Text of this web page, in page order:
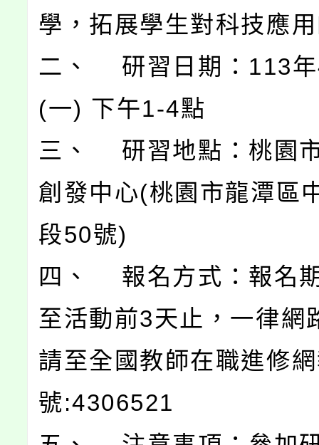
學，拓展學生對科技應
二、 研習日期：113年
(一) 下午1-4點
三、 研習地點：桃園
創發中心(桃園市龍潭區
段50號)
四、 報名方式：報名
至活動前3天止，一律網
請至全國教師在職進修
號:4306521